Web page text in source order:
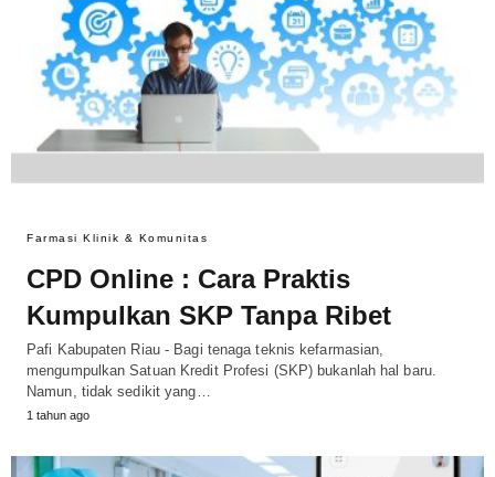
Farmasi Klinik & Komunitas
CPD Online : Cara Praktis
Kumpulkan SKP Tanpa Ribet
Pafi Kabupaten Riau - Bagi tenaga teknis kefarmasian,
mengumpulkan Satuan Kredit Profesi (SKP) bukanlah hal baru.
Namun, tidak sedikit yang…
1 tahun ago